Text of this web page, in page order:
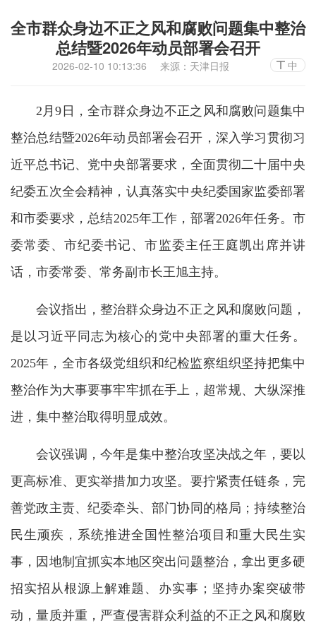
全市群众身边不正之风和腐败问题集中整治
总结暨2026年动员部署会召开
2026-02-10 10:13:36 来源：天津日报 中
2月9日，全市群众身边不正之风和腐败问题集中
整治总结暨2026年动员部署会召开，深入学习贯彻习
近平总书记、党中央部署要求，全面贯彻二十届中央
纪委五次全会精神，认真落实中央纪委国家监委部署
和市委要求，总结2025年工作，部署2026年任务。市
委常委、市纪委书记、市监委主任王庭凯出席并讲
话，市委常委、常务副市长王旭主持。
会议指出，整治群众身边不正之风和腐败问题，
是以习近平同志为核心的党中央部署的重大任务。
2025年，全市各级党组织和纪检监察组织坚持把集中
整治作为大事要事牢牢抓在手上，超常规、大纵深推
进，集中整治取得明显成效。
会议强调，今年是集中整治攻坚决战之年，要以
更高标准、更实举措加力攻坚。要拧紧责任链条，完
善党政主责、纪委牵头、部门协同的格局；持续整治
民生顽疾，系统推进全国性整治项目和重大民生实
事，因地制宜抓实本地区突出问题整治，拿出更多硬
招实招从根源上解难题、办实事；坚持办案突破带
动，量质并重，严查侵害群众利益的不正之风和腐败